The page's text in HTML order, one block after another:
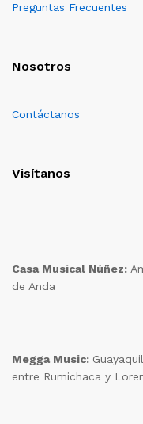
Preguntas Frecuentes
Nosotros
Contáctanos
Visítanos
Casa Musical Núñez:
de Anda
Megga Music:
entre Rumichaca y